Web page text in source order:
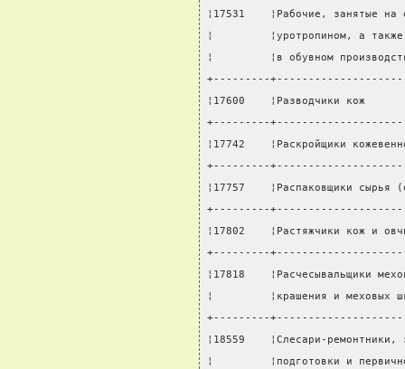
¦17531    ¦Рабочие, занятые
¦         ¦уротропином, а также
¦         ¦в обувном
+---------
¦17600    ¦Разводчики
+---------
¦17742    ¦Раскройщики
+---------
¦17757    ¦Распаковщики
+---------
¦17802    ¦Растяжчики
+---------
¦17818    ¦Расчесывальщики
¦         ¦крашения и
+---------
¦18559    ¦Слесари-ремонтники,
¦         ¦подготовки и